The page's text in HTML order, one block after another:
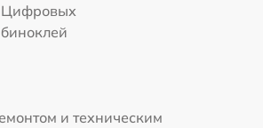
Цифровых
биноклей
и техническим